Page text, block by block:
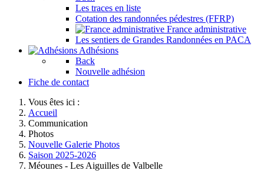
Les traces en liste
Cotation des randonnées pédestres (FFRP)
France administrative
Les sentiers de Grandes Randonnées en PACA
Adhésions
Back
Nouvelle adhésion
Fiche de contact
Vous êtes ici :
Accueil
Communication
Photos
Nouvelle Galerie Photos
Saison 2025-2026
Méounes - Les Aiguilles de Valbelle